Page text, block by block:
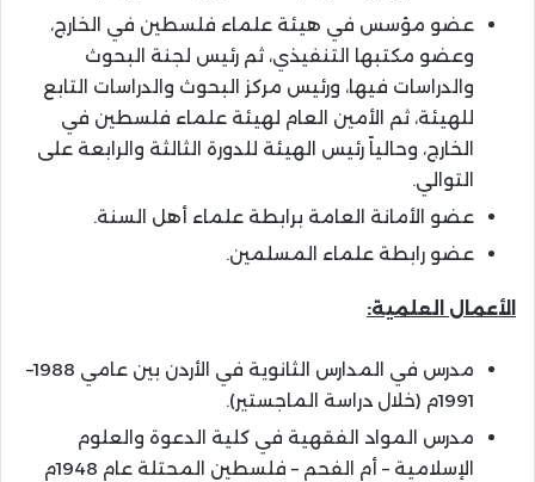
عضو مؤسس في هيئة علماء فلسطين في الخارج،
وعضو مكتبها التنفيذي، ثم رئيس لجنة البحوث
والدراسات فيها، ورئيس مركز البحوث والدراسات التابع
للهيئة، ثم الأمين العام لهيئة علماء فلسطين في
الخارج، وحالياً رئيس الهيئة للدورة الثالثة والرابعة على
التوالي.
عضو الأمانة العامة برابطة علماء أهل السنة.
عضو رابطة علماء المسلمين.
الأعمال العلمية:
مدرس في المدارس الثانوية في الأردن بين عامي 1988–
1991م (خلال دراسة الماجستير).
مدرس المواد الفقهية في كلية الدعوة والعلوم
الإسلامية – أم الفحم – فلسطين المحتلة عام 1948م